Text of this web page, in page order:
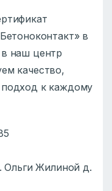
в
наш центр
качество,
к каждому
Ольги Жилиной д.